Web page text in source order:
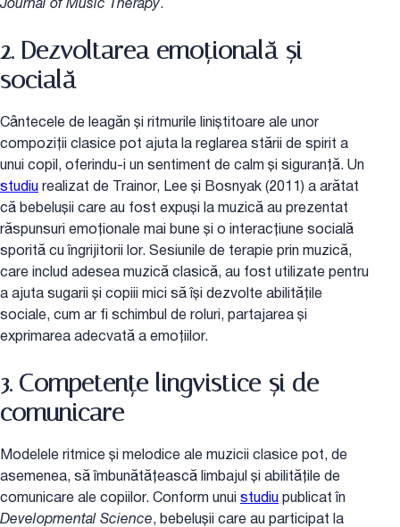
Journal of Music Therapy.
2. Dezvoltarea emoțională și
socială
Cântecele de leagăn și ritmurile liniștitoare ale unor
compoziții clasice pot ajuta la reglarea stării de spirit a
unui copil, oferindu-i un sentiment de calm și siguranță. Un
studiu realizat de Trainor, Lee și Bosnyak (2011) a arătat
că bebelușii care au fost expuși la muzică au prezentat
răspunsuri emoționale mai bune și o interacțiune socială
sporită cu îngrijitorii lor. Sesiunile de terapie prin muzică,
care includ adesea muzică clasică, au fost utilizate pentru
a ajuta sugarii și copiii mici să își dezvolte abilitățile
sociale, cum ar fi schimbul de roluri, partajarea și
exprimarea adecvată a emoțiilor.
3. Competențe lingvistice și de
comunicare
Modelele ritmice și melodice ale muzicii clasice pot, de
asemenea, să îmbunătățească limbajul și abilitățile de
comunicare ale copiilor. Conform unui studiu publicat în
Developmental Science, bebelușii care au participat la